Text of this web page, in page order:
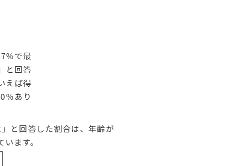
％で最
と回答
えば得
％あり
と回答した割合は、年齢が
ます。